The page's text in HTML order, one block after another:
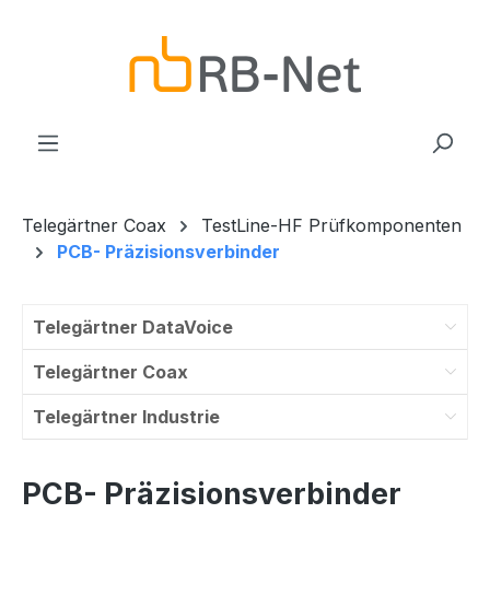
Telegärtner Coax
TestLine-HF Prüfkomponenten
PCB- Präzisionsverbinder
Telegärtner DataVoice
Telegärtner Coax
Telegärtner Industrie
PCB- Präzisionsverbinder